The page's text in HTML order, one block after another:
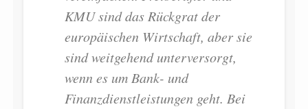
KMU sind das Rückgrat der
europäischen Wirtschaft, aber sie
sind weitgehend unterversorgt,
wenn es um Bank- und
Finanzdienstleistungen geht. Bei